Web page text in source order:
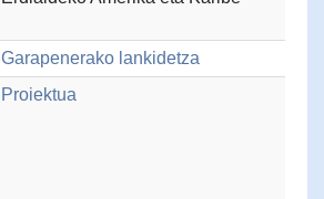
Garapenerako lankidetza
Proiektua